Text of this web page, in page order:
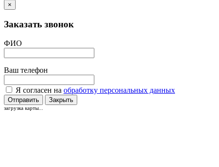
×
Заказать звонок
ФИО
Ваш телефон
Я согласен на обработку персональных данных
Отправить Закрыть
загрузка карты...